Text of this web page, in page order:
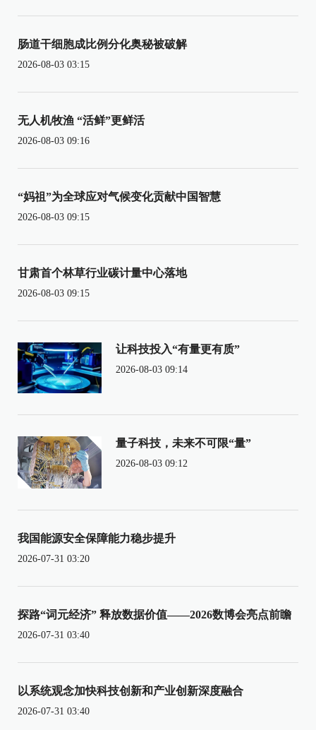
肠道干细胞成比例分化奥秘被破解
2026-08-03 03:15
无人机牧渔 “活鲜”更鲜活
2026-08-03 09:16
“妈祖”为全球应对气候变化贡献中国智慧
2026-08-03 09:15
甘肃首个林草行业碳计量中心落地
2026-08-03 09:15
让科技投入“有量更有质”
2026-08-03 09:14
量子科技，未来不可限“量”
2026-08-03 09:12
我国能源安全保障能力稳步提升
2026-07-31 03:20
探路“词元经济” 释放数据价值——2026数博会亮点前瞻
2026-07-31 03:40
以系统观念加快科技创新和产业创新深度融合
2026-07-31 03:40